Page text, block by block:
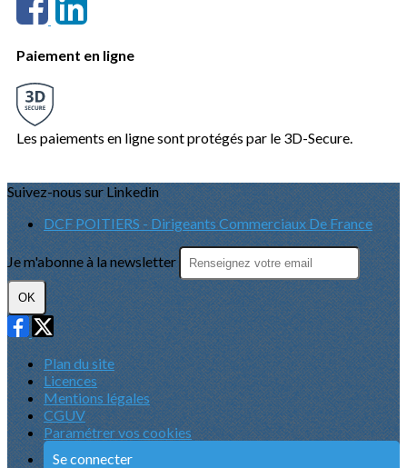
Paiement en ligne
Les paiements en ligne sont protégés par le 3D-Secure.
Suivez-nous sur Linkedin
DCF POITIERS - Dirigeants Commerciaux De France
Je m'abonne à la newsletter
OK
Plan du site
Licences
Mentions légales
CGUV
Paramétrer vos cookies
Se connecter